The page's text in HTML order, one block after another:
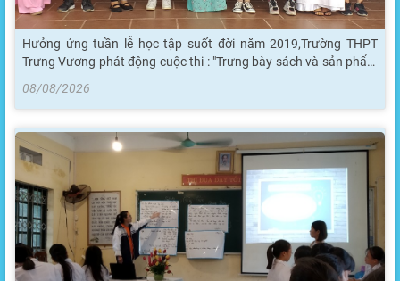
Hưởng ứng tuần lễ học tập suốt đời năm 2019,Trường THPT
Trưng Vương phát động cuộc thi : "Trưng bày sách và sản phẩm
08/08/2026